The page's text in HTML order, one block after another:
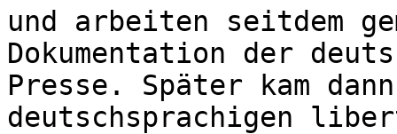
und arbeiten seitdem
Dokumentation der
Presse. Später kam
deutschsprachigen